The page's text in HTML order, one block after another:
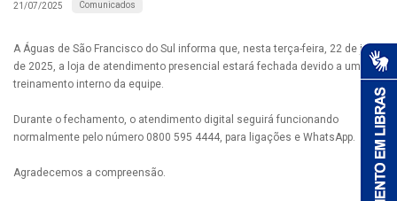
21/07/2025 Comunicados
A Águas de São Francisco do Sul informa que, nesta terça-feira, 22 de julho
de 2025, a loja de atendimento presencial estará fechada devido a um
treinamento interno da equipe.
Durante o fechamento, o atendimento digital seguirá funcionando
normalmente pelo número 0800 595 4444, para ligações e WhatsApp.
Agradecemos a compreensão.